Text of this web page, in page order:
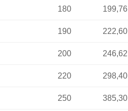
180 199,76
190 222,60
200 246,62
220 298,40
250 385,30